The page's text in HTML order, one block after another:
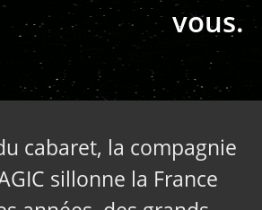
vous.
cabaret, la compagnie
sillonne la France